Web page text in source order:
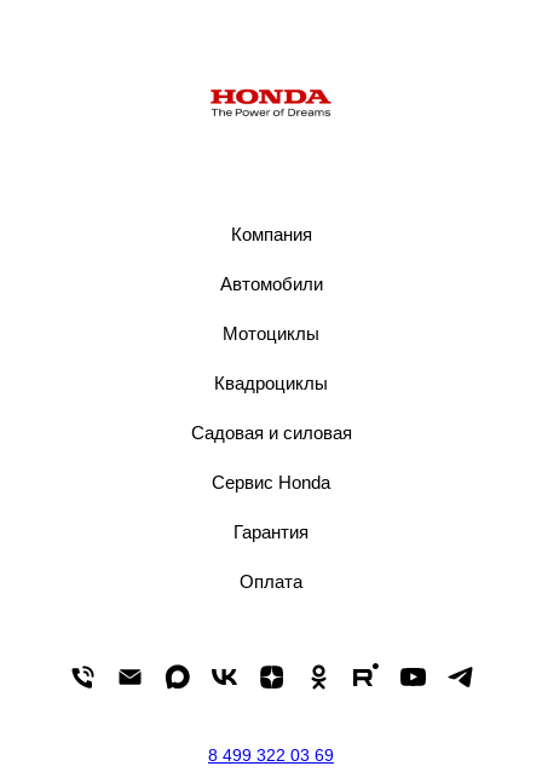
Компания
Автомобили
Мотоциклы
Квадроциклы
Садовая и силовая
Сервис Honda
Гарантия
Оплата
8 499 322 03 69